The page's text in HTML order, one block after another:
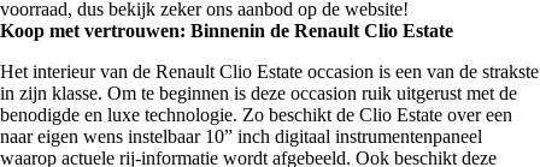
voorraad, dus bekijk zeker ons aanbod op de website!
Koop met vertrouwen: Binnenin de Renault Clio Estate
Het interieur van de Renault Clio Estate occasion is een van de strakste
in zijn klasse. Om te beginnen is deze occasion ruik uitgerust met de
benodigde en luxe technologie. Zo beschikt de Clio Estate over een
naar eigen wens instelbaar 10” inch digitaal instrumentenpaneel
waarop actuele rij-informatie wordt afgebeeld. Ook beschikt deze